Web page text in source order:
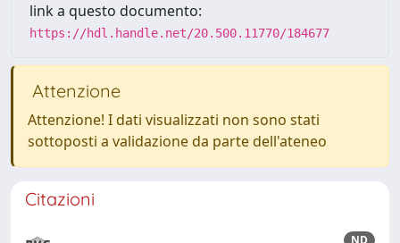
link a questo documento:
https://hdl.handle.net/20.500.11770/184677
Attenzione
Attenzione! I dati visualizzati non sono stati
sottoposti a validazione da parte dell'ateneo
Citazioni